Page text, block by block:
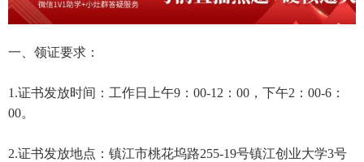
一、领证要求：
1.证书发放时间：工作日上午9：00-12：00，下午2：00-6：
00。
2.证书发放地点：镇江市桃花坞路255-19号镇江创业大学3号